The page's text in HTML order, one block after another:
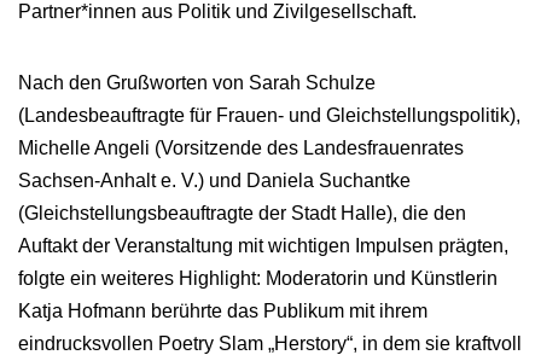
Partner*innen aus Politik und Zivilgesellschaft.
Nach den Grußworten von Sarah Schulze
(Landesbeauftragte für Frauen- und Gleichstellungspolitik),
Michelle Angeli (Vorsitzende des Landesfrauenrates
Sachsen-Anhalt e. V.) und Daniela Suchantke
(Gleichstellungsbeauftragte der Stadt Halle), die den
Auftakt der Veranstaltung mit wichtigen Impulsen prägten,
folgte ein weiteres Highlight: Moderatorin und Künstlerin
Katja Hofmann berührte das Publikum mit ihrem
eindrucksvollen Poetry Slam „Herstory“, in dem sie kraftvoll